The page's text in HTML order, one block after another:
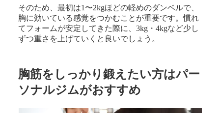
そのため、最初は1〜2kgほどの軽めのダンベルで、
胸に効いている感覚をつかむことが重要です。慣れ
てフォームが安定してきた際に、3kg・4kgなど少し
ずつ重さを上げていくと良いでしょう。
胸筋をしっかり鍛えたい方はパー
ソナルジムがおすすめ